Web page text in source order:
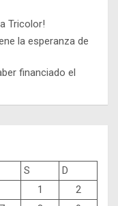
Tricolor!
la esperanza de
financiado el
S
D
1
2